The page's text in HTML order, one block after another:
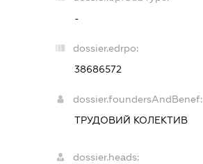
-
dossier.edrpo:
38686572
dossier.foundersAndBenef:
ТРУДОВИЙ КОЛЕКТИВ
dossier.heads: